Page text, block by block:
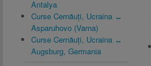
Antalya
Curse Cernăuți, Ucraina ↔
Asparuhovo (Varna)
Curse Cernăuți, Ucraina ↔
Augsburg, Germania